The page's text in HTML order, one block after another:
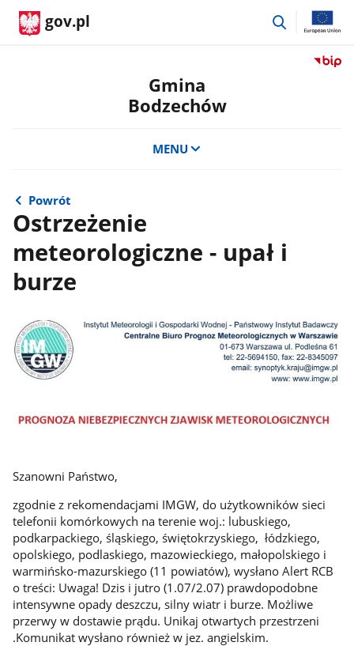
gov.pl
przejdź
Przejdź
Gmina
Bodzechów
MENU
Powrót
Ostrzeżenie
meteorologiczne - upał i
burze
Szanowni Państwo,
zgodnie z rekomendacjami IMGW, do użytkowników sieci
telefonii komórkowych na terenie woj.: lubuskiego,
podkarpackiego, śląskiego, świętokrzyskiego, łódzkiego,
opolskiego, podlaskiego, mazowieckiego, małopolskiego i
warmińsko-mazurskiego (11 powiatów), wysłano Alert RCB
o treści: Uwaga! Dzis i jutro (1.07/2.07) prawdopodobne
intensywne opady deszczu, silny wiatr i burze. Możliwe
przerwy w dostawie prądu. Unikaj otwartych przestrzeni
.Komunikat wysłano również w jez. angielskim.